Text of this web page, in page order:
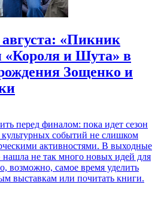
«Пикник
и Шута» в
Зощенко и
перед финалом: пока идет сезон
культурных событий не слишком
активностями. В выходные
нашла не так много новых идей для
возможно, самое время уделить
выставкам или почитать книги.